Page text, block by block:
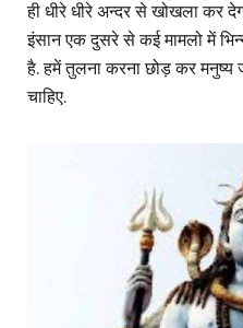
ही धीरे धीरे अन्दर से खोखला कर
इंसान एक दुसरे से कई मामलो में
है. हमें तुलना करना छोड़ कर मनुष्य
चाहिए.